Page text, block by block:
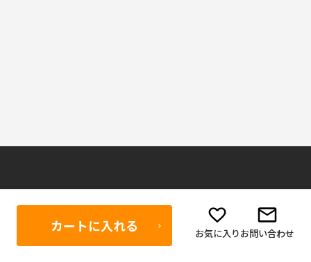
カートに入れる お気に入りお問い合わせ
ご利用ガイド
当店が選ばれる理由
ボディーガード公式SNS
Facebook